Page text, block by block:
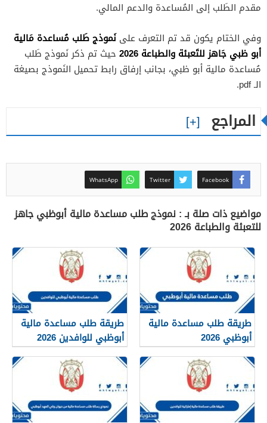
مقدم الطَلب إلى المُساعدة والدعم المالي.
وفي الختام يكون قد تم التعرف علىنَموذج طَلب مُساعدة مَالية
أبو ظبي جَاهز للتَعبئة والطباعة 2026
حيث تم ذكر نَموذج طَلب
مُساعدة مالية أبو ظبي، بجانب إرفاق رابط تحميل النَموذج بصيغة
الـ pdf.
المراجع
Facebook
Twitter
WhatsApp
مواضيع ذات صلة بـ : نموذج طلب مساعدة مالية أبوظبي جاهز
للتعبئة والطباعة 2026
طريقة طلب مساعدة مالية
أبوظبي 2026
طريقة طلب مساعدة مالية
أبوظبي للوافدين 2026